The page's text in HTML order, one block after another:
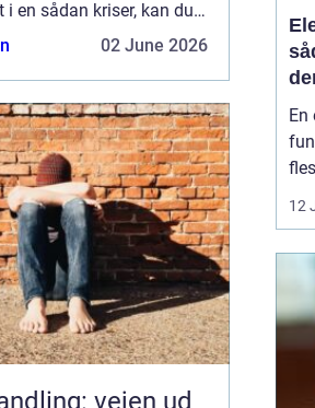
en sådan kriser, kan du
til at k...
02 June 2026
vejen ud
En
og
12